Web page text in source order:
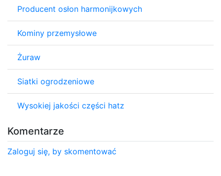
Producent osłon harmonijkowych
Kominy przemysłowe
Żuraw
Siatki ogrodzeniowe
Wysokiej jakości części hatz
Komentarze
Zaloguj się, by skomentować